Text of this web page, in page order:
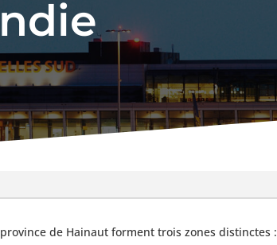
de Hainaut forment trois zones distinctes :